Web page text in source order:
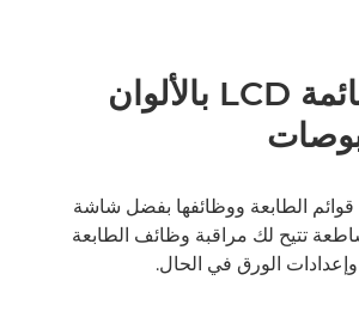
شاشة القائمة LCD بالألوان
قوائم الطابعة ووظائفها بفضل شاشة
تتيح لك مراقبة وظائف الطابعة
الورق في الحال.